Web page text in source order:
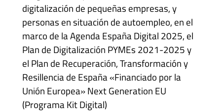
digitalización de pequeñas empresas, y
personas en situación de autoempleo, en el
marco de la Agenda España Digital 2025, el
Plan de Digitalización PYMEs 2021-2025 y
el Plan de Recuperación, Transformación y
Resillencia de España «Financiado por la
Unión Europea» Next Generation EU
(Programa Kit Digital)